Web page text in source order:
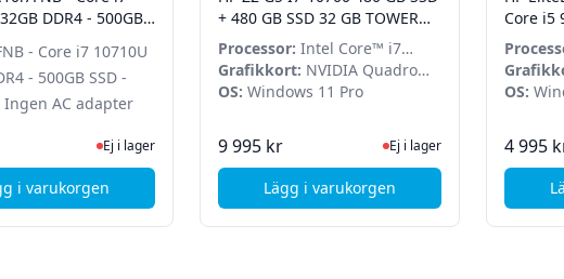
för senaste status
- 1TB SSD - Grade B
DDR4 - 500GB
- Core i7 10710U
- 500GB SSD -
Ingen AC adapter
Ej i lager, besök produktsidan för senaste status
Ej i lager
i varukorgen
, Intel NUC10i7FNB - Core i7 10710U - 32GB DDR4 - 500GB SSD - Grade
+ 480 GB SSD 32 GB TOWER
QUADRO P1000 Grade A
Processor: Intel Core™ i7
10700K
Grafikkort: NVIDIA Quadro
P1000
OS: Windows 11 Pro
9 995 kr Ej i lager, besök
Ej i lager
Lägg i varukorgen, HP Z2 G5 I7-10700 480 GB
Core i5
SSD -
9500T
OS:
4 995